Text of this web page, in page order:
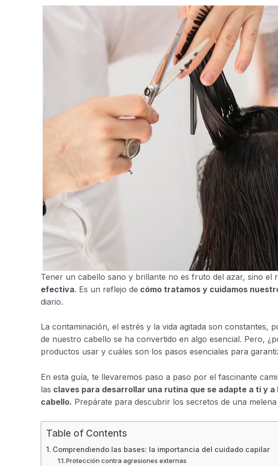
Tener un cabello sano y brillante no es fruto del azar, sino el
efectiva. Es un reflejo de cómo tratamos y cuidamos
diario.
La contaminación, el estrés y la vida agitada son constantes,
de nuestro cabello se ha convertido en algo esencial. Pero,
productos usar y cuáles son los pasos esenciales para
En esta guía, te llevaremos paso a paso por el fascinante
las claves para desarrollar una rutina que se adapte a ti y
cabello. Prepárate para descubrir los secretos de una melena
Table of Contents
Comprendiendo las bases: la importancia del cuidado capilar
Protección contra agresiones externas